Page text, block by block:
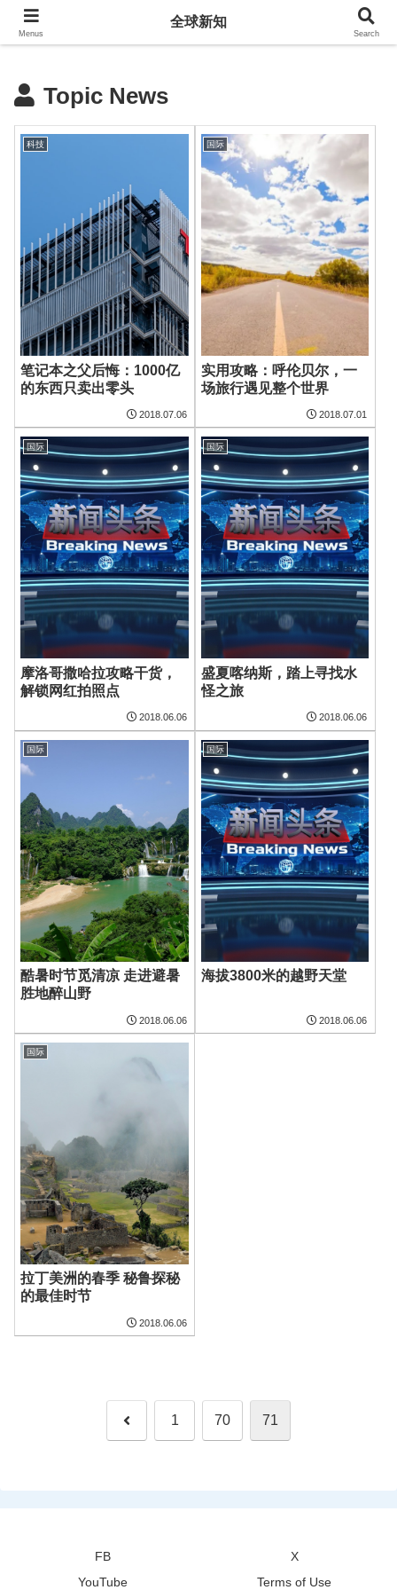
全球新知
Topic News
科技
笔记本之父后悔：1000亿
的东西只卖出零头
2018.07.06
国际
实用攻略：呼伦贝尔，一
场旅行遇见整个世界
2018.07.01
国际
摩洛哥撒哈拉攻略干货，
解锁网红拍照点
2018.06.06
国际
盛夏喀纳斯，踏上寻找水
怪之旅
2018.06.06
国际
酷暑时节觅清凉 走进避暑
胜地醉山野
2018.06.06
国际
海拔3800米的越野天堂
2018.06.06
国际
拉丁美洲的春季 秘鲁探秘
的最佳时节
2018.06.06
Previous1 70 71
FB
X
YouTube
Terms of Use
Menus
全球新知
Search